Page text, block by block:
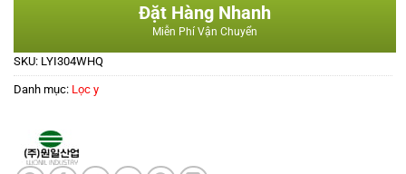
Đặt Hàng Nhanh
Miễn Phí Vận Chuyển
SKU: LYI304WHQ
Danh mục: Lọc y